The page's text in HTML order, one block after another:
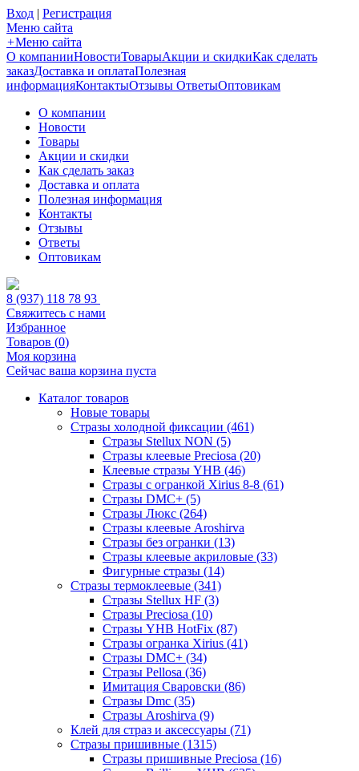
Вход | Регистрация
Меню сайта
+Меню сайта
О компанииНовостиТоварыАкции и скидкиКак сделать
заказДоставка и оплатаПолезная
информацияКонтактыОтзывы ОтветыОптовикам
О компании
Новости
Товары
Акции и скидки
Как сделать заказ
Доставка и оплата
Полезная информация
Контакты
Отзывы
Ответы
Оптовикам
8 (937) 118 78 93
Свяжитесь с нами
Избранное
Товаров (0)
Моя корзина
Сейчас ваша корзина пуста
Каталог товаров
Новые товары
Стразы холодной фиксации (461)
Стразы Stellux NON (5)
Стразы клеевые Preciosa (20)
Клеевые стразы YHB (46)
Стразы с огранкой Xirius 8-8 (61)
Стразы DMC+ (5)
Стразы Люкс (264)
Стразы клеевые Aroshirva
Стразы без огранки (13)
Стразы клеевые акриловые (33)
Фигурные стразы (14)
Стразы термоклеевые (341)
Стразы Stellux HF (3)
Стразы Preciosa (10)
Стразы YHB HotFix (87)
Стразы огранка Xirius (41)
Стразы DMC+ (34)
Стразы Pellosa (36)
Имитация Сваровски (86)
Стразы Dmc (35)
Стразы Aroshirva (9)
Клей для страз и аксессуары (71)
Стразы пришивные (1315)
Стразы пришивные Preciosa (16)